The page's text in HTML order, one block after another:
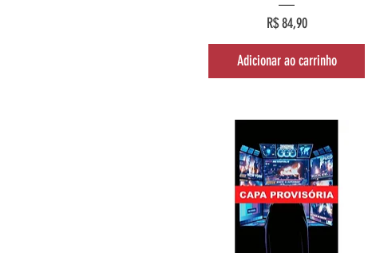
Preço
R$ 84,90
Adicionar ao carrinho